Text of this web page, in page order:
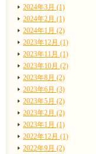
2024年3月 (1)
2024年2月 (1)
2024年1月 (2)
2023年12月 (1)
2023年11月 (1)
2023年10月 (2)
2023年8月 (2)
2023年6月 (3)
2023年5月 (2)
2023年2月 (2)
2023年1月 (1)
2022年12月 (1)
2022年9月 (2)